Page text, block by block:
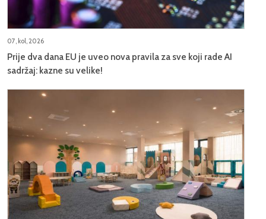
07, kol, 2026
Prije dva dana EU je uveo nova pravila za sve koji rade AI
sadržaj: kazne su velike!